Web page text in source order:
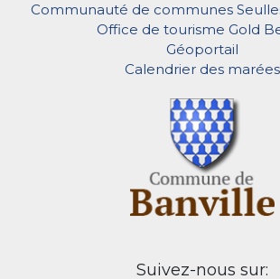
Communauté de communes
Office de tourisme Gold
Géoportail
Calendrier des marées
Suivez-nous sur: